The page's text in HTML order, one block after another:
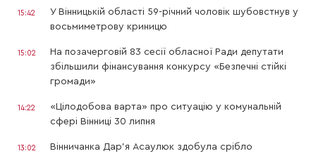
15:42
У Вінницькій області 59-річний чоловік шубовстнув у
восьмиметрову криницю
15:02
На позачерговій 83 сесії обласної Ради депутати
збільшили фінансування конкурсу «Безпечні стійкі
громади»
14:22
«Цілодобова варта» про ситуацію у комунальній
сфері Вінниці 30 липня
13:02
Вінничанка Дар’я Асаулюк здобула срібло